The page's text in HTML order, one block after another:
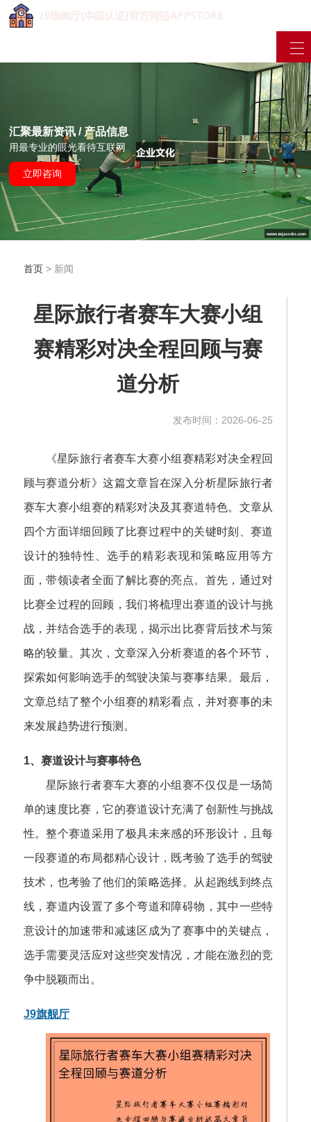
汇聚最新资讯 / 产品信息
用最专业的眼光看待互联网
立即咨询
首页> 新闻
星际旅行者赛车大赛小组
赛精彩对决全程回顾与赛
道分析
发布时间：2026-06-25
《星际旅行者赛车大赛小组赛精彩对决全程回
顾与赛道分析》这篇文章旨在深入分析星际旅行者
赛车大赛小组赛的精彩对决及其赛道特色。文章从
四个方面详细回顾了比赛过程中的关键时刻、赛道
设计的独特性、选手的精彩表现和策略应用等方
面，带领读者全面了解比赛的亮点。首先，通过对
比赛全过程的回顾，我们将梳理出赛道的设计与挑
战，并结合选手的表现，揭示出比赛背后技术与策
略的较量。其次，文章深入分析赛道的各个环节，
探索如何影响选手的驾驶决策与赛事结果。最后，
文章总结了整个小组赛的精彩看点，并对赛事的未
来发展趋势进行预测。
1、赛道设计与赛事特色
星际旅行者赛车大赛的小组赛不仅仅是一场简
单的速度比赛，它的赛道设计充满了创新性与挑战
性。整个赛道采用了极具未来感的环形设计，且每
一段赛道的布局都精心设计，既考验了选手的驾驶
技术，也考验了他们的策略选择。从起跑线到终点
线，赛道内设置了多个弯道和障碍物，其中一些特
意设计的加速带和减速区成为了赛事中的关键点，
选手需要灵活应对这些突发情况，才能在激烈的竞
争中脱颖而出。
J9旗舰厅